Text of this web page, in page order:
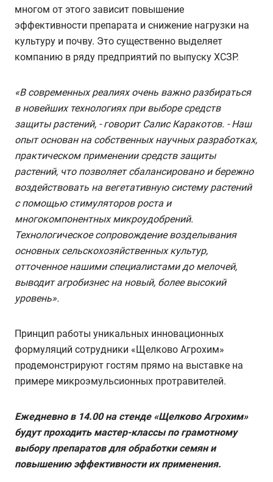
многом от этого зависит повышение
эффективности препарата и снижение нагрузки на
культуру и почву. Это существенно выделяет
компанию в ряду предприятий по выпуску ХСЗР.
«В современных реалиях очень важно разбираться
в новейших технологиях при выборе средств
защиты растений, - говорит Салис Каракотов. - Наш
опыт основан на собственных научных разработках,
практическом применении средств защиты
растений, что позволяет сбалансировано и бережно
воздействовать на вегетативную систему растений
с помощью стимуляторов роста и
многокомпонентных микроудобрений.
Технологическое сопровождение возделывания
основных сельскохозяйственных культур,
отточенное нашими специалистами до мелочей,
выводит агробизнес на новый, более высокий
уровень».
Принцип работы уникальных инновационных
формуляций сотрудники «Щелково Агрохим»
продемонстрируют гостям прямо на выставке на
примере микроэмульсионных протравителей.
Ежедневно в 14.00 на стенде «Щелково Агрохим»
будут проходить мастер-классы по грамотному
выбору препаратов для обработки семян и
повышению эффективности их применения.